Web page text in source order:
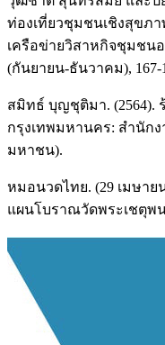
ท่องเที่ยวชุมชนเชิงสุขภ
เครือข่ายวิสาหกิจชุมชนอ
(กันยายน-ธันวาคม), 167-
สมิทธ์ บุญชุติมา. (2564).
กรุงเทพมหานคร: สำนัก
มหาชน).
หมอนวดไทย. (29 เมษาย
แผนโบราณวัดพระเชตุพ